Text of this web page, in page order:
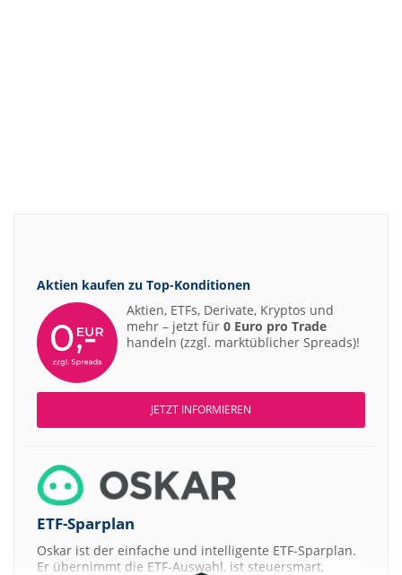
Aktien kaufen zu Top-Konditionen
Aktien, ETFs, Derivate, Kryptos und
mehr – jetzt für 0 Euro pro Trade
handeln (zzgl. marktüblicher Spreads)!
JETZT INFORMIEREN
ETF-Sparplan
Oskar ist der einfache und intelligente ETF-Sparplan.
Er übernimmt die ETF-Auswahl, ist steuersmart,